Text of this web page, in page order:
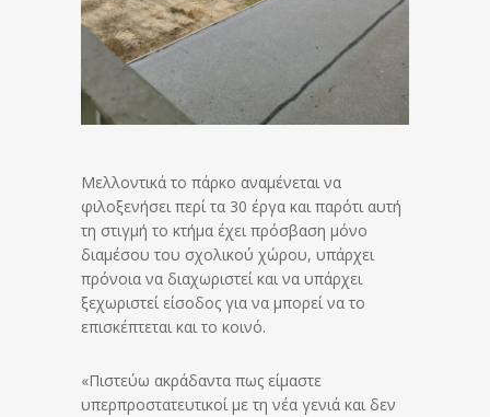
Μελλοντικά το πάρκο αναμένεται να
φιλοξενήσει περί τα 30 έργα και παρότι αυτή
τη στιγμή το κτήμα έχει πρόσβαση μόνο
διαμέσου του σχολικού χώρου, υπάρχει
πρόνοια να διαχωριστεί και να υπάρχει
ξεχωριστεί είσοδος για να μπορεί να το
επισκέπτεται και το κοινό.
«Πιστεύω ακράδαντα πως είμαστε
υπερπροστατευτικοί με τη νέα γενιά και δεν